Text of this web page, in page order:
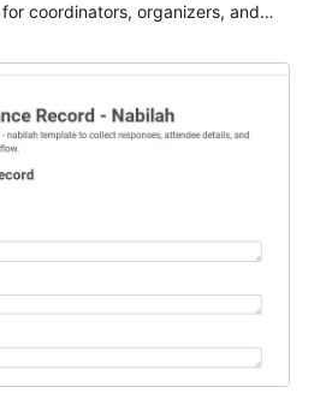
coordinators, organizers, and